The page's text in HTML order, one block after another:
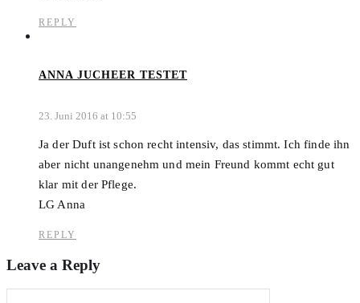
REPLY
ANNA JUCHEER TESTET
23. Juni 2016 at 10:55
Ja der Duft ist schon recht intensiv, das stimmt. Ich finde ihn
aber nicht unangenehm und mein Freund kommt echt gut
klar mit der Pflege.
LG Anna
REPLY
Leave a Reply